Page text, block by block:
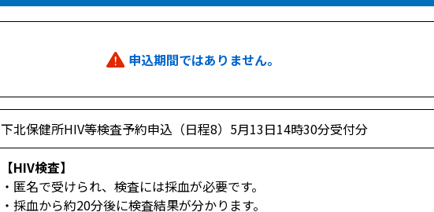
申込期間ではありません。
下北保健所HIV等検査予約申込（日程8）5月13日14時30分受付分
【HIV検査】
・匿名で受けられ、検査には採血が必要です。
・採血から約20分後に検査結果が分かります。